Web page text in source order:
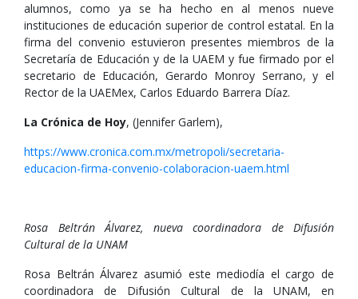
alumnos, como ya se ha hecho en al menos nueve
instituciones de educación superior de control estatal. En la
firma del convenio estuvieron presentes miembros de la
Secretaría de Educación y de la UAEM y fue firmado por el
secretario de Educación, Gerardo Monroy Serrano, y el
Rector de la UAEMex, Carlos Eduardo Barrera Díaz.
La Crónica de Hoy, (Jennifer Garlem),
https://www.cronica.com.mx/metropoli/secretaria-
educacion-firma-convenio-colaboracion-uaem.html
Rosa Beltrán Álvarez, nueva coordinadora de Difusión
Cultural de la UNAM
Rosa Beltrán Álvarez asumió este mediodía el cargo de
coordinadora de Difusión Cultural de la UNAM, en